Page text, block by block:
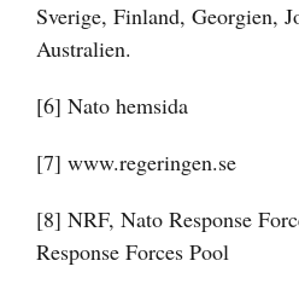
Sverige, Finland, Georgien,
Australien.
[6] Nato hemsida
[7] www.regeringen.se
[8] NRF, Nato Response
Response Forces Pool